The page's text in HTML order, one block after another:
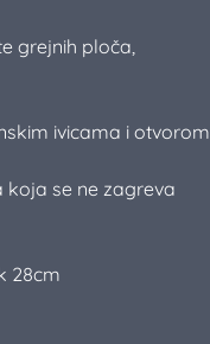
grejnih ploča,
ivicama i otvorom
se ne zagreva
28cm